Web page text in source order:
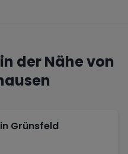
der Nähe von
Grünsfeld